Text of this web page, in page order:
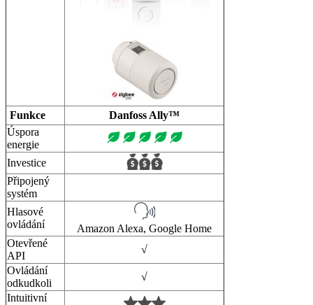
Funkce
Danfoss Ally™
Úspora
energie
Investice
Připojený
systém
Hlasové
ovládání
Amazon Alexa, Google Home
Otevřené
API
√
Ovládání
odkudkoli
√
Intuitivní